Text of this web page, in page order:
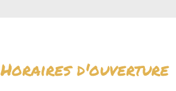
Horaires d'ouverture